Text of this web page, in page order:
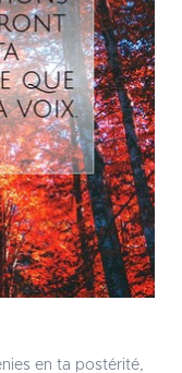
en ta postérité,